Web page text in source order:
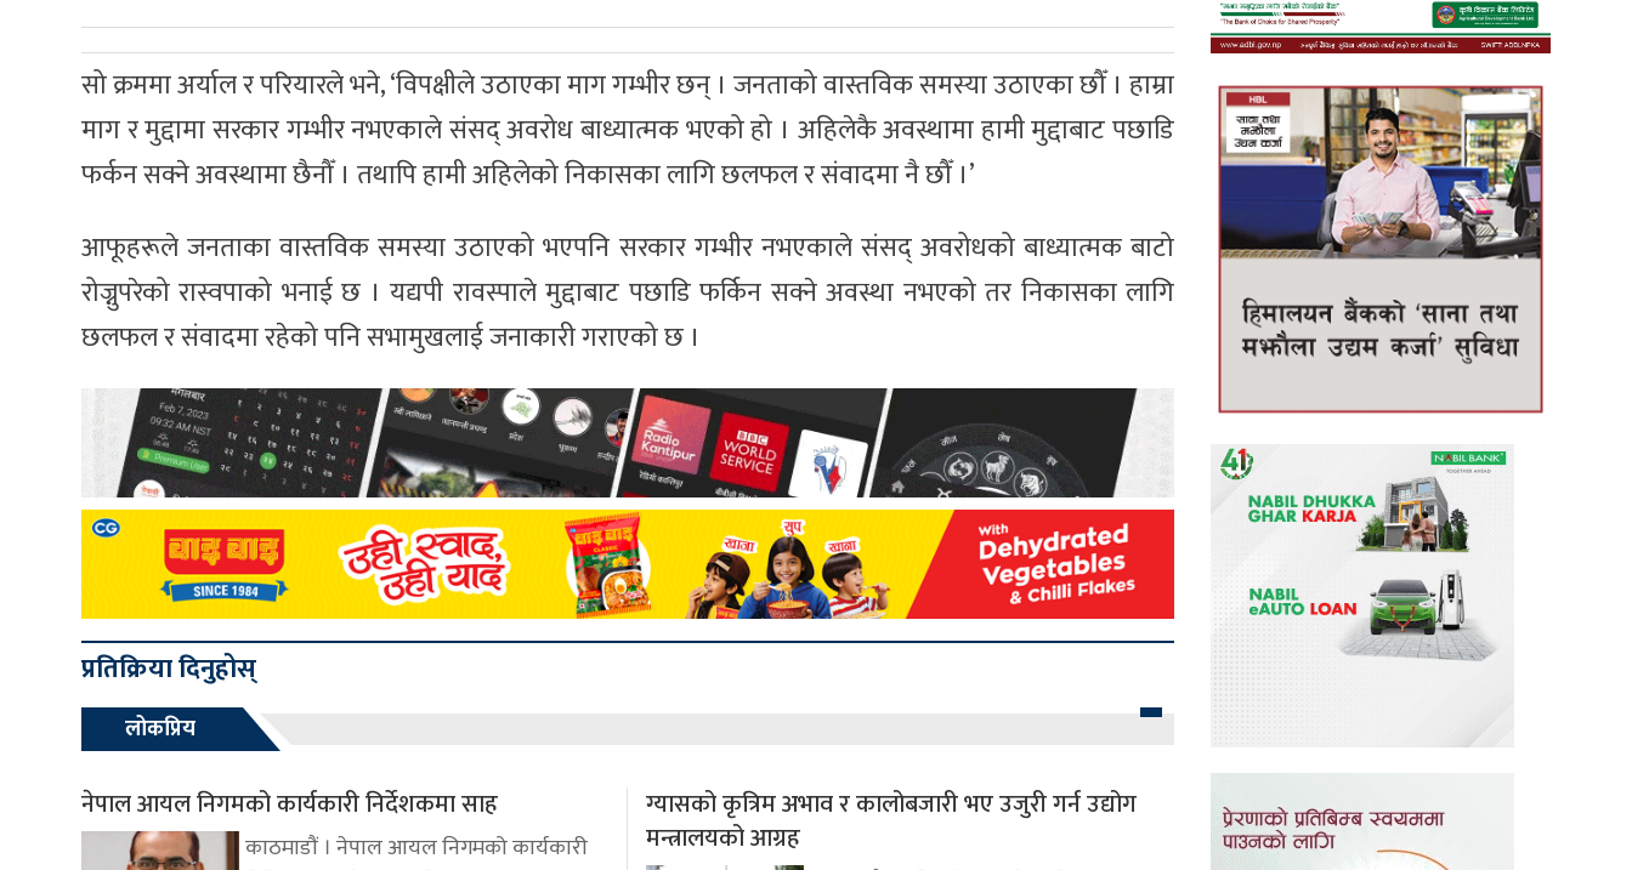
सो क्रममा अर्याल र परियारले भने, ‘विपक्षीले उठाएका माग गम्भीर छन् । जनताको वास्तविक समस्या उठाएका छौँ । हाम्रा
माग र मुद्दामा सरकार गम्भीर नभएकाले संसद् अवरोध बाध्यात्मक भएको हो । अहिलेकै अवस्थामा हामी मुद्दाबाट पछाडि
फर्कन सक्ने अवस्थामा छैनौँ । तथापि हामी अहिलेको निकासका लागि छलफल र संवादमा नै छौँ ।’
आफूहरूले जनताका वास्तविक समस्या उठाएको भएपनि सरकार गम्भीर नभएकाले संसद् अवरोधको बाध्यात्मक बाटो
रोज्नुपरेको रास्वपाको भनाई छ । यद्यपी रावस्पाले मुद्दाबाट पछाडि फर्किन सक्ने अवस्था नभएको तर निकासका लागि
छलफल र संवादमा रहेको पनि सभामुखलाई जनाकारी गराएको छ ।
प्रतिक्रिया दिनुहोस्
लोकप्रिय
नेपाल आयल निगमको कार्यकारी निर्देशकमा साह
काठमाडौं । नेपाल आयल निगमको कार्यकारी
ग्यासको कृत्रिम अभाव र कालोबजारी भए उजुरी गर्न उद्योग
मन्त्रालयको आग्रह